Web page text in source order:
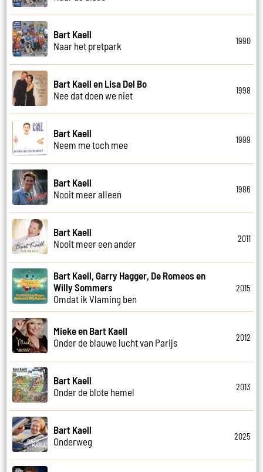
Bart Kaell
Naar het pretpark
1990
Bart Kaell en Lisa Del Bo
Nee dat doen we niet
1998
Bart Kaell
Neem me toch mee
1999
Bart Kaell
Nooit meer alleen
1986
Bart Kaell
Nooit meer een ander
2011
Bart Kaell, Garry Hagger, De Romeos en
Willy Sommers
Omdat ik Vlaming ben
2015
Mieke en Bart Kaell
Onder de blauwe lucht van Parijs
2012
Bart Kaell
Onder de blote hemel
2013
Bart Kaell
Onderweg
2025